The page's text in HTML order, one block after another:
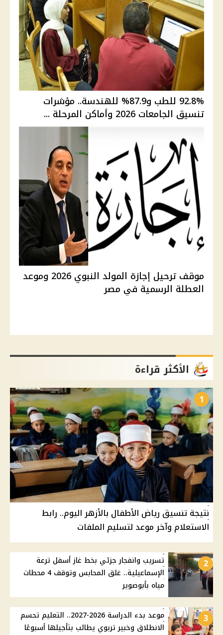
92.8% للطب و87.9% للهندسة.. مؤشرات
تنسيق الجامعات 2026 وأماكن المرحلة ...
موقف ترحيل إجازة المولد النبوي 2026 وموعد
العطلة الرسمية في مصر
الأكثر قراءة
1
نتيجة تنسيق رياض الأطفال بالأزهر اليوم.. رابط
الاستعلام وآخر موعد لتسليم الملفات
2
تسريب وانفجار جزئي بخط غاز أسفل ترعة
الإسماعيلية.. غلق المحابس وتوقف 4 محطات
مياه بأبوصوير
3
موعد بدء الدراسة 2026-2027.. التعليم تحسم
الانطلاق وخبير تربوي يطالب بتأجيلها أسبوعًا